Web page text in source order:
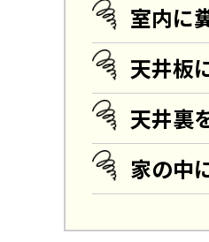
室内に
天井板
天井裏
家の中